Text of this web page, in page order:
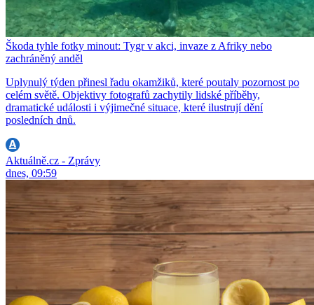
Škoda tyhle fotky minout: Tygr v akci, invaze z Afriky nebo
zachráněný anděl
Uplynulý týden přinesl řadu okamžiků, které poutaly pozornost po
celém světě. Objektivy fotografů zachytily lidské příběhy,
dramatické události i výjimečné situace, které ilustrují dění
posledních dnů.
Aktuálně.cz - Zprávy
dnes, 09:59